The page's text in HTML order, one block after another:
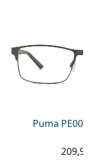
Puma